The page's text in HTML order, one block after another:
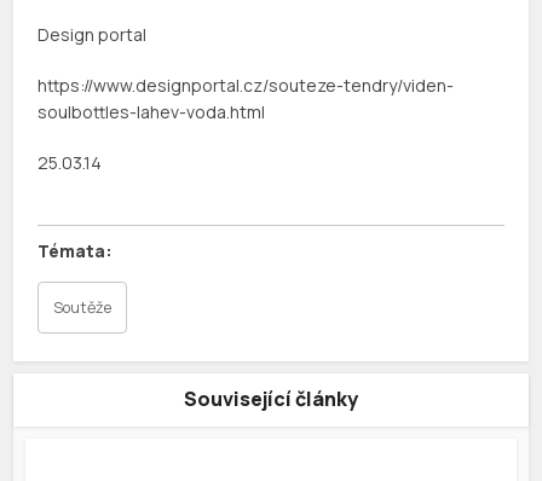
Design portal
https://www.designportal.cz/souteze-tendry/viden-
soulbottles-lahev-voda.html
25.03.14
Soutěže
Související články